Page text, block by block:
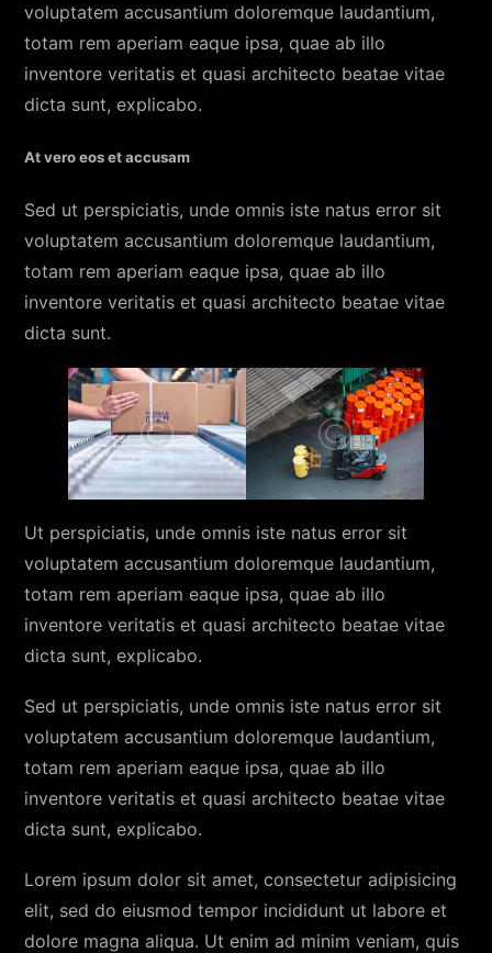
voluptatem accusantium doloremque laudantium,
totam rem aperiam eaque ipsa, quae ab illo
inventore veritatis et quasi architecto beatae vitae
dicta sunt, explicabo.
At vero eos et accusam
Sed ut perspiciatis, unde omnis iste natus error sit
voluptatem accusantium doloremque laudantium,
totam rem aperiam eaque ipsa, quae ab illo
inventore veritatis et quasi architecto beatae vitae
dicta sunt.
Ut perspiciatis, unde omnis iste natus error sit
voluptatem accusantium doloremque laudantium,
totam rem aperiam eaque ipsa, quae ab illo
inventore veritatis et quasi architecto beatae vitae
dicta sunt, explicabo.
Sed ut perspiciatis, unde omnis iste natus error sit
voluptatem accusantium doloremque laudantium,
totam rem aperiam eaque ipsa, quae ab illo
inventore veritatis et quasi architecto beatae vitae
dicta sunt, explicabo.
Lorem ipsum dolor sit amet, consectetur adipisicing
elit, sed do eiusmod tempor incididunt ut labore et
dolore magna aliqua. Ut enim ad minim veniam, quis